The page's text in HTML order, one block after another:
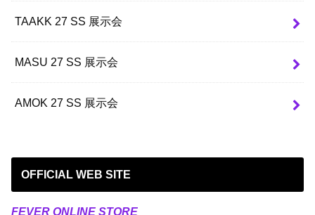
TAAKK 27 SS 展示会
MASU 27 SS 展示会
AMOK 27 SS 展示会
OFFICIAL WEB SITE
FEVER ONLINE STORE